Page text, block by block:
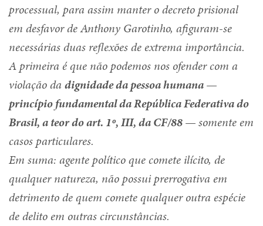
processual, para assim manter o decreto prisional
em desfavor de Anthony Garotinho, afiguram-se
necessárias duas reflexões de extrema importância.
A primeira é que não podemos nos ofender com a
violação dadignidade da pessoa humana —
princípio fundamental da República Federativa do
Brasil, a teor do art. 1º, III, da CF/88 —somente em
casos particulares.
Em suma: agente político que comete ilícito, de
qualquer natureza, não possui prerrogativa em
detrimento de quem comete qualquer outra espécie
de delito em outras circunstâncias.